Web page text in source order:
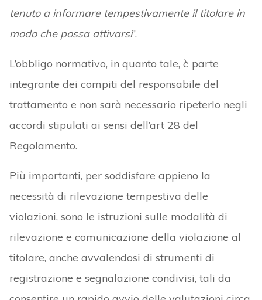
tenuto a informare tempestivamente il titolare in
modo che possa attivarsi”.
L’obbligo normativo, in quanto tale, è parte
integrante dei compiti del responsabile del
trattamento e non sarà necessario ripeterlo negli
accordi stipulati ai sensi dell’art 28 del
Regolamento.
Più importanti, per soddisfare appieno la
necessità di rilevazione tempestiva delle
violazioni, sono le istruzioni sulle modalità di
rilevazione e comunicazione della violazione al
titolare, anche avvalendosi di strumenti di
registrazione e segnalazione condivisi, tali da